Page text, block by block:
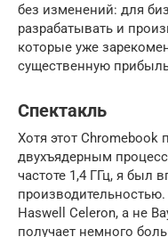
без изменений: для
разрабатывать и
которые уже
существенную
Спектакль
Хотя этот Chromebook
двухъядерным
частоте 1,4 ГГц, я был
Haswell Celeron, а не
получает немного